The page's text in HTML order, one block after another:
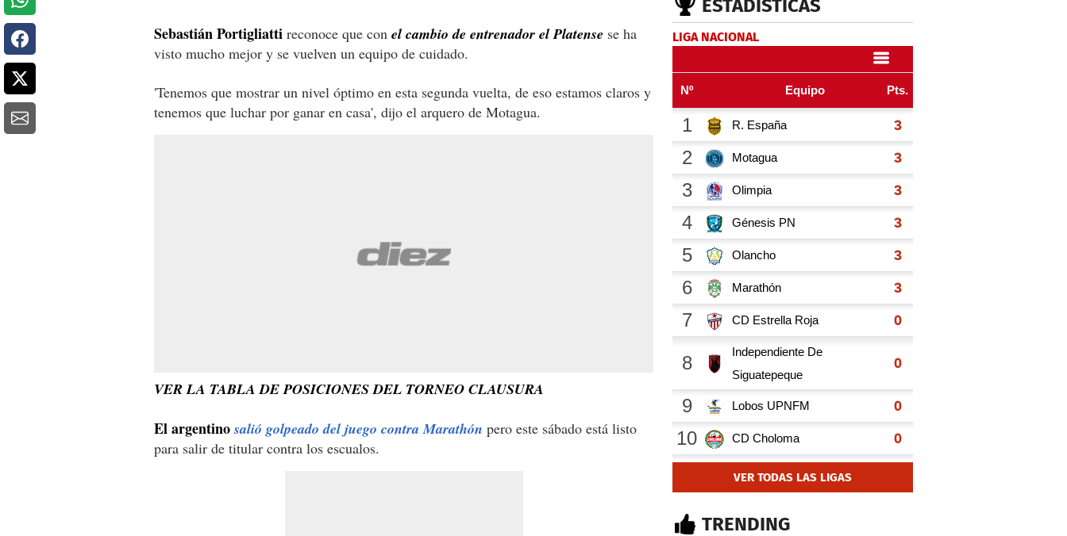
Sebastián Portigliatti reconoce que con el cambio de entrenador el Platense se ha
visto mucho mejor y se vuelven un equipo de cuidado.
'Tenemos que mostrar un nivel óptimo en esta segunda vuelta, de eso estamos claros y
tenemos que luchar por ganar en casa', dijo el arquero de Motagua.
VER LA TABLA DE POSICIONES DEL TORNEO CLAUSURA
El argentinosalió golpeado del juego contra Marathón pero este sábado está listo
para salir de titular contra los escualos.
ESTADÍSTICAS
LIGA NACIONAL
VER TODAS LAS LIGAS
TRENDING